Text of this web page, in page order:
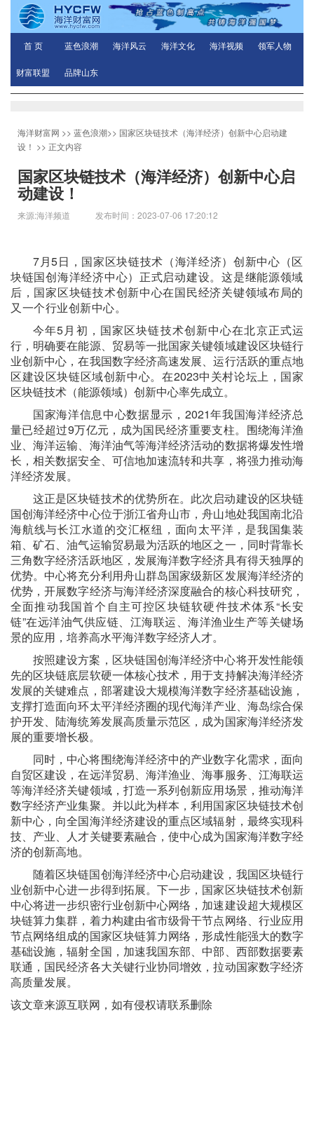
首 页 蓝色浪潮 海洋风云 海洋文化 海洋视频 领军人物
财富联盟 品牌山东
海洋财富网 >> 蓝色浪潮>> 国家区块链技术（海洋经济）创新中心启动建
设！ >> 正文内容
国家区块链技术（海洋经济）创新中心启
动建设！
来源:海洋频道 发布时间：2023-07-06 17:20:12
7月5日，国家区块链技术（海洋经济）创新中心（区
块链国创海洋经济中心）正式启动建设。这是继能源领域
后，国家区块链技术创新中心在国民经济关键领域布局的
又一个行业创新中心。
今年5月初，国家区块链技术创新中心在北京正式运
行，明确要在能源、贸易等一批国家关键领域建设区块链行
业创新中心，在我国数字经济高速发展、运行活跃的重点地
区建设区块链区域创新中心。在2023中关村论坛上，国家
区块链技术（能源领域）创新中心率先成立。
国家海洋信息中心数据显示，2021年我国海洋经济总
量已经超过9万亿元，成为国民经济重要支柱。围绕海洋渔
业、海洋运输、海洋油气等海洋经济活动的数据将爆发性增
长，相关数据安全、可信地加速流转和共享，将强力推动海
洋经济发展。
这正是区块链技术的优势所在。此次启动建设的区块链
国创海洋经济中心位于浙江省舟山市，舟山地处我国南北沿
海航线与长江水道的交汇枢纽，面向太平洋，是我国集装
箱、矿石、油气运输贸易最为活跃的地区之一，同时背靠长
三角数字经济活跃地区，发展海洋数字经济具有得天独厚的
优势。中心将充分利用舟山群岛国家级新区发展海洋经济的
优势，开展数字经济与海洋经济深度融合的核心科技研究，
全面推动我国首个自主可控区块链软硬件技术体系“长安
链”在远洋油气供应链、江海联运、海洋渔业生产等关键场
景的应用，培养高水平海洋数字经济人才。
按照建设方案，区块链国创海洋经济中心将开发性能领
先的区块链底层软硬一体核心技术，用于支持解决海洋经济
发展的关键难点，部署建设大规模海洋数字经济基础设施，
支撑打造面向环太平洋经济圈的现代海洋产业、海岛综合保
护开发、陆海统筹发展高质量示范区，成为国家海洋经济发
展的重要增长极。
同时，中心将围绕海洋经济中的产业数字化需求，面向
自贸区建设，在远洋贸易、海洋渔业、海事服务、江海联运
等海洋经济关键领域，打造一系列创新应用场景，推动海洋
数字经济产业集聚。并以此为样本，利用国家区块链技术创
新中心，向全国海洋经济建设的重点区域辐射，最终实现科
技、产业、人才关键要素融合，使中心成为国家海洋数字经
济的创新高地。
随着区块链国创海洋经济中心启动建设，我国区块链行
业创新中心进一步得到拓展。下一步，国家区块链技术创新
中心将进一步织密行业创新中心网络，加速建设超大规模区
块链算力集群，着力构建由省市级骨干节点网络、行业应用
节点网络组成的国家区块链算力网络，形成性能强大的数字
基础设施，辐射全国，加速我国东部、中部、西部数据要素
联通，国民经济各大关键行业协同增效，拉动国家数字经济
高质量发展。
该文章来源互联网，如有侵权请联系删除